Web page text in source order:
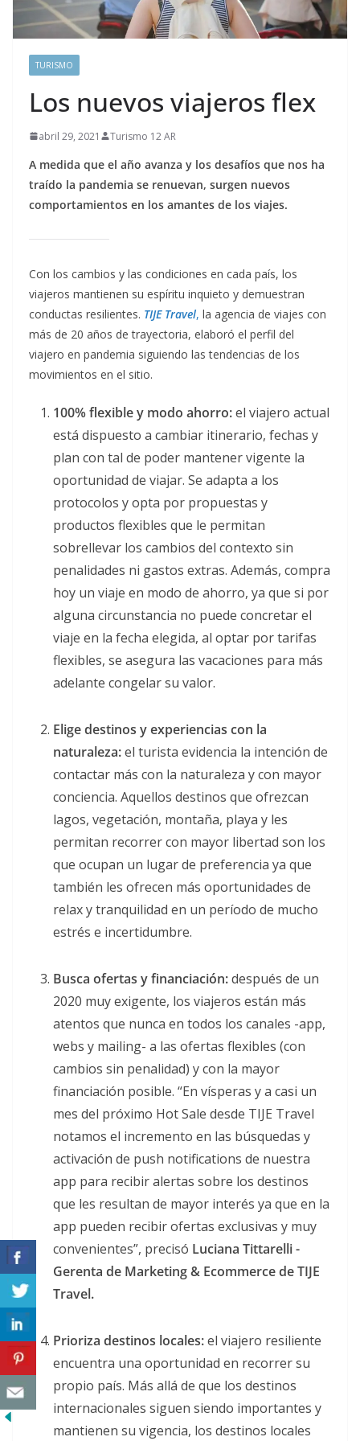
TURISMO
Los nuevos viajeros flex
abril 29, 2021 Turismo 12 AR
A medida que el año avanza y los desafíos que nos ha
traído la pandemia se renuevan, surgen nuevos
comportamientos en los amantes de los viajes.
Con los cambios y las condiciones en cada país, los
viajeros mantienen su espíritu inquieto y demuestran
conductas resilientes. TIJE Travel, la agencia de viajes con
más de 20 años de trayectoria, elaboró el perfil del
viajero en pandemia siguiendo las tendencias de los
movimientos en el sitio.
100% flexible y modo ahorro:el viajero actual
está dispuesto a cambiar itinerario, fechas y
plan con tal de poder mantener vigente la
oportunidad de viajar. Se adapta a los
protocolos y opta por propuestas y
productos flexibles que le permitan
sobrellevar los cambios del contexto sin
penalidades ni gastos extras. Además, compra
hoy un viaje en modo de ahorro, ya que si por
alguna circunstancia no puede concretar el
viaje en la fecha elegida, al optar por tarifas
flexibles, se asegura las vacaciones para más
adelante congelar su valor.
Elige destinos y experiencias con la
naturaleza:el turista evidencia la intención de
contactar más con la naturaleza y con mayor
conciencia. Aquellos destinos que ofrezcan
lagos, vegetación, montaña, playa y les
permitan recorrer con mayor libertad son los
que ocupan un lugar de preferencia ya que
también les ofrecen más oportunidades de
relax y tranquilidad en un período de mucho
estrés e incertidumbre.
Busca ofertas y financiación:después de un
2020 muy exigente, los viajeros están más
atentos que nunca en todos los canales -app,
webs y mailing- a las ofertas flexibles (con
cambios sin penalidad) y con la mayor
financiación posible. “En vísperas y a casi un
mes del próximo Hot Sale desde TIJE Travel
notamos el incremento en las búsquedas y
activación de push notifications de nuestra
app para recibir alertas sobre los destinos
que les resultan de mayor interés ya que en la
app pueden recibir ofertas exclusivas y muy
convenientes”, precisó Luciana Tittarelli -
Gerenta de Marketing & Ecommerce de TIJE
Travel.
Prioriza destinos locales:el viajero resiliente
encuentra una oportunidad en recorrer su
propio país. Más allá de que los destinos
internacionales siguen siendo importantes y
mantienen su vigencia, los destinos locales